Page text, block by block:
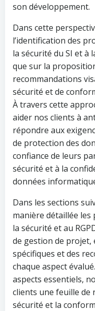
son développement.
Dans cette
l’identification des
la sécurité du SI et à
que sur la
recommandations
sécurité et de
À travers cette
aider nos clients à
répondre aux
de protection des
confiance de leurs
sécurité et à la
données
Dans les sections
manière détaillée les
la sécurité et au
de gestion de
spécifiques et des
chaque aspect
aspects essentiels,
clients une feuille
sécurité et la